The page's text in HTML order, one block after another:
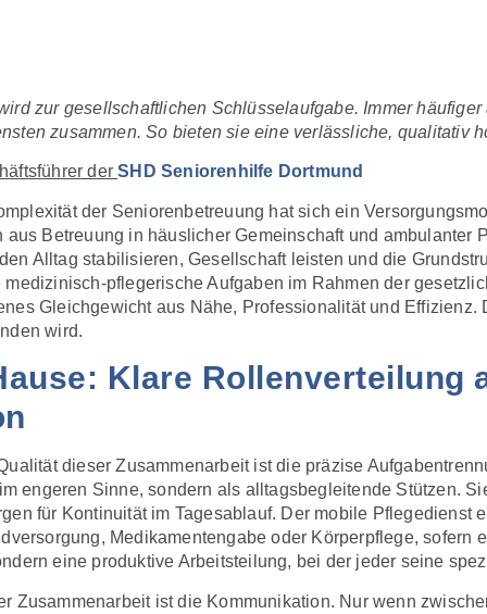
zur gesellschaftlichen Schlüsselaufgabe. Immer
zusammen. So bieten sie eine verlässliche, qualitativ
derSHD Seniorenhilfe Dortmund
der Seniorenbetreuung hat sich ein
aus Betreuung in häuslicher Gemeinschaft und ambulanter
Alltag stabilisieren, Gesellschaft leisten und die
pflegerische Aufgaben im Rahmen der
Gleichgewicht aus Nähe, Professionalität und
wird.
Klare Rollenverteilung
dieser Zusammenarbeit ist die präzise
engeren Sinne, sondern als alltagsbegleitende Stützen.
für Kontinuität im Tagesablauf. Der mobile
Medikamentengabe oder Körperpflege,
eine produktive Arbeitsteilung, bei der jeder seine
Zusammenarbeit ist die Kommunikation. Nur wenn